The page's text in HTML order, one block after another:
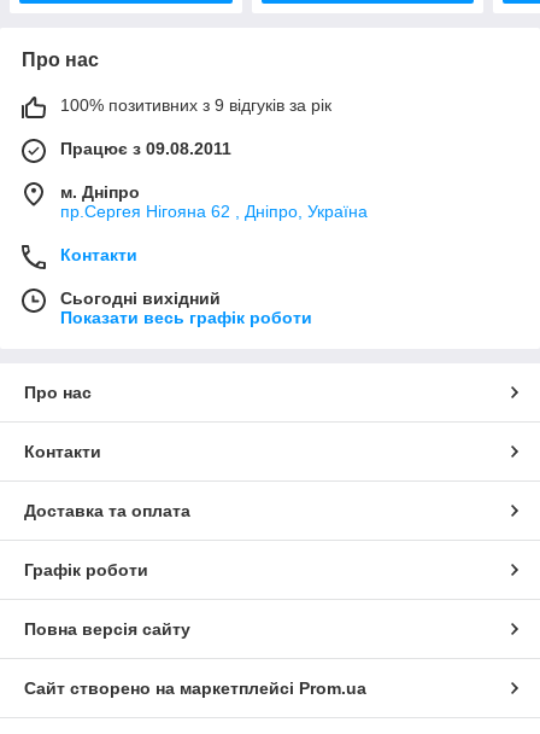
Про нас
100% позитивних з 9 відгуків за рік
Працює з 09.08.2011
м. Дніпро
пр.Сергея Нігояна 62 , Дніпро, Україна
Контакти
Сьогодні вихідний
Показати весь графік роботи
Про нас
Контакти
Доставка та оплата
Графік роботи
Повна версія сайту
Сайт створено на маркетплейсі Prom.ua